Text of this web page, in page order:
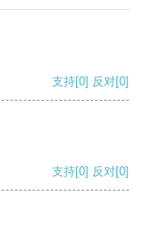
支持[0] 反对[0]
支持[0] 反对[0]